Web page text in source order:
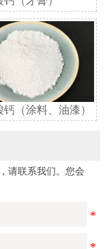
（涂料、油漆）
请联系我们。您会